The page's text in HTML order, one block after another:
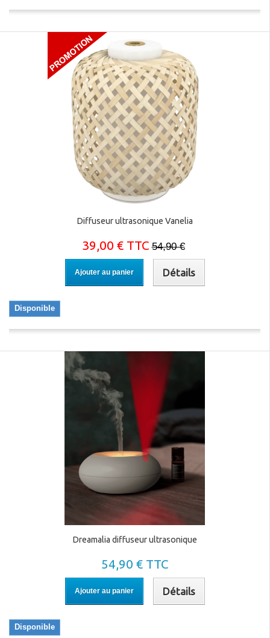
Diffuseur ultrasonique Vanelia
39,00 € TTC 54,90 €
Ajouter au panier Détails
Disponible
Dreamalia diffuseur ultrasonique
54,90 € TTC
Ajouter au panier Détails
Disponible